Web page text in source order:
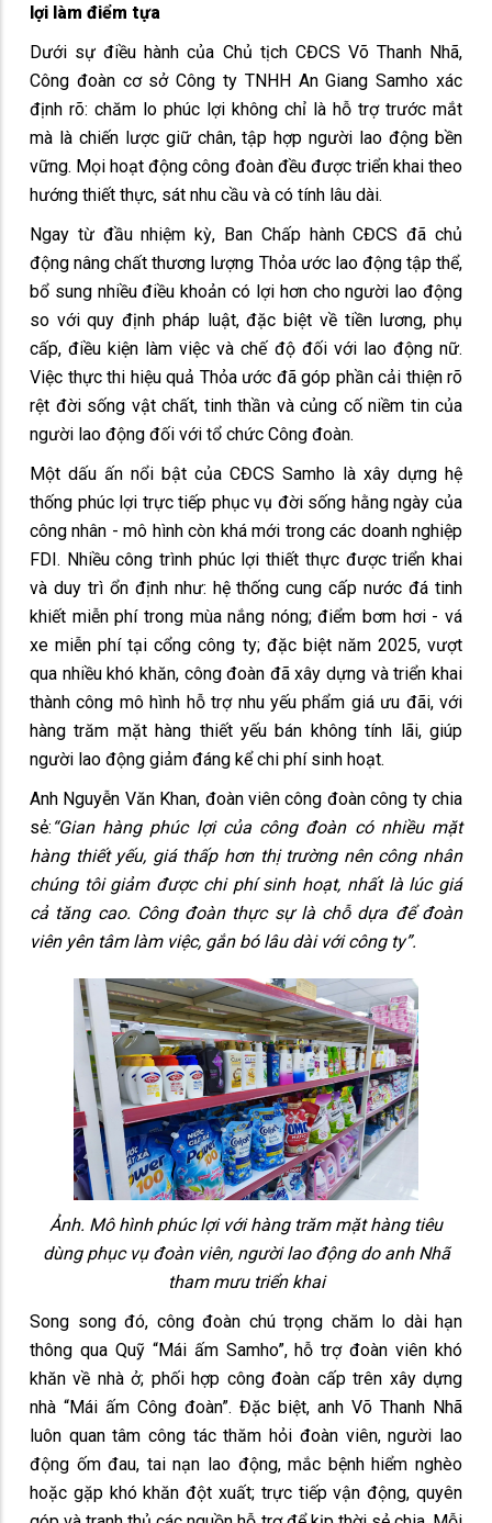
lợi làm điểm tựa
Dưới sự điều hành của Chủ tịch CĐCS Võ Thanh Nhã,
Công đoàn cơ sở Công ty TNHH An Giang Samho xác
định rõ: chăm lo phúc lợi không chỉ là hỗ trợ trước mắt
mà là chiến lược giữ chân, tập hợp người lao động bền
vững. Mọi hoạt động công đoàn đều được triển khai theo
hướng thiết thực, sát nhu cầu và có tính lâu dài.
Ngay từ đầu nhiệm kỳ, Ban Chấp hành CĐCS đã chủ
động nâng chất thương lượng Thỏa ước lao động tập thể,
bổ sung nhiều điều khoản có lợi hơn cho người lao động
so với quy định pháp luật, đặc biệt về tiền lương, phụ
cấp, điều kiện làm việc và chế độ đối với lao động nữ.
Việc thực thi hiệu quả Thỏa ước đã góp phần cải thiện rõ
rệt đời sống vật chất, tinh thần và củng cố niềm tin của
người lao động đối với tổ chức Công đoàn.
Một dấu ấn nổi bật của CĐCS Samho là xây dựng hệ
thống phúc lợi trực tiếp phục vụ đời sống hằng ngày của
công nhân - mô hình còn khá mới trong các doanh nghiệp
FDI. Nhiều công trình phúc lợi thiết thực được triển khai
và duy trì ổn định như: hệ thống cung cấp nước đá tinh
khiết miễn phí trong mùa nắng nóng; điểm bơm hơi - vá
xe miễn phí tại cổng công ty; đặc biệt năm 2025, vượt
qua nhiều khó khăn, công đoàn đã xây dựng và triển khai
thành công mô hình hỗ trợ nhu yếu phẩm giá ưu đãi, với
hàng trăm mặt hàng thiết yếu bán không tính lãi, giúp
người lao động giảm đáng kể chi phí sinh hoạt.
Anh Nguyễn Văn Khan, đoàn viên công đoàn công ty chia
sẻ: “Gian hàng phúc lợi của công đoàn có nhiều mặt
hàng thiết yếu, giá thấp hơn thị trường nên công nhân
chúng tôi giảm được chi phí sinh hoạt, nhất là lúc giá
cả tăng cao. Công đoàn thực sự là chỗ dựa để đoàn
viên yên tâm làm việc, gắn bó lâu dài với công ty”.
Ảnh. Mô hình phúc lợi với hàng trăm mặt hàng tiêu
dùng phục vụ đoàn viên, người lao động do anh Nhã
tham mưu triển khai
Song song đó, công đoàn chú trọng chăm lo dài hạn
thông qua Quỹ “Mái ấm Samho”, hỗ trợ đoàn viên khó
khăn về nhà ở; phối hợp công đoàn cấp trên xây dựng
nhà “Mái ấm Công đoàn”. Đặc biệt, anh Võ Thanh Nhã
luôn quan tâm công tác thăm hỏi đoàn viên, người lao
động ốm đau, tai nạn lao động, mắc bệnh hiểm nghèo
hoặc gặp khó khăn đột xuất; trực tiếp vận động, quyên